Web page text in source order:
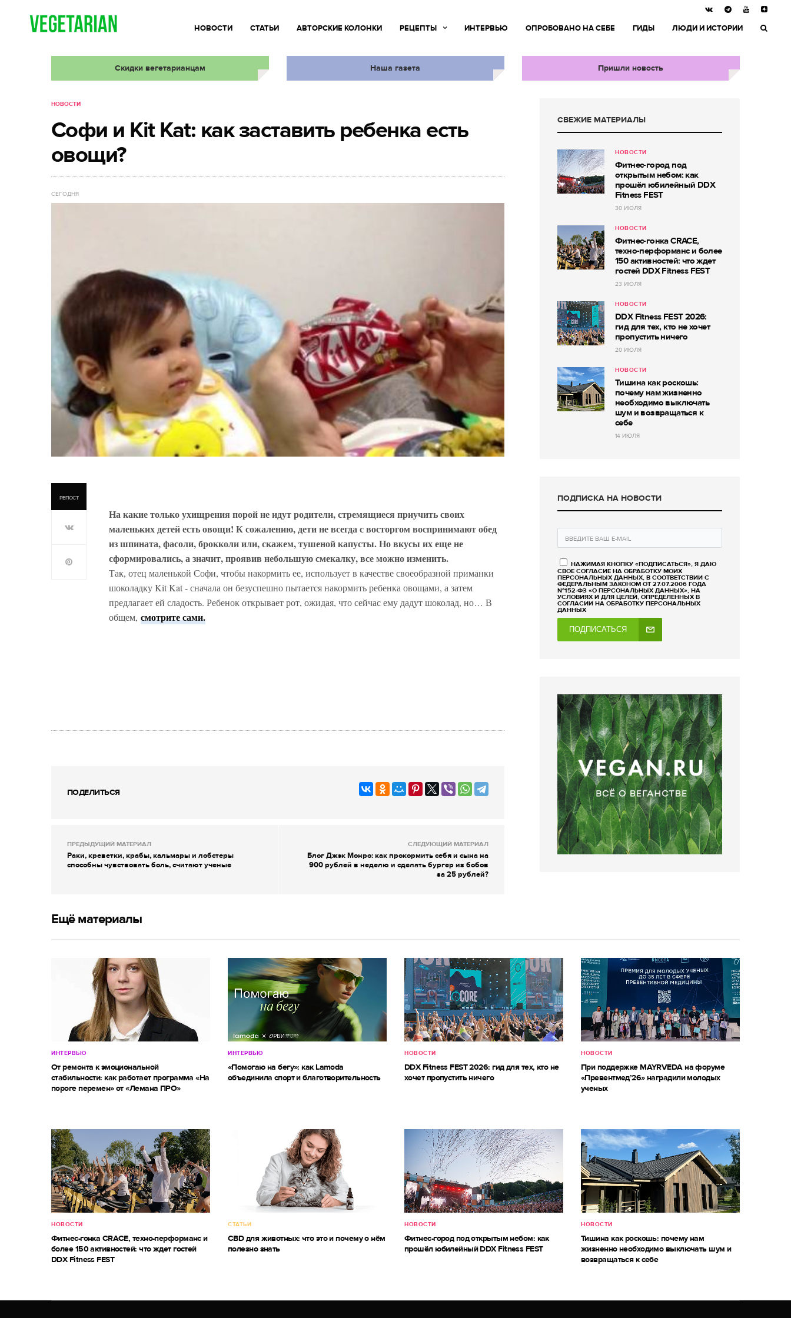
НОВОСТИ СТАТЬИ АВТОРСКИЕ КОЛОНКИ РЕЦЕПТЫ ИНТЕРВЬЮ ОПРОБОВАНО НА СЕБЕ ГИДЫ ЛЮДИ И ИСТОРИИ
Скидки вегетарианцам Наша газета Пришли новость
НОВОСТИ
Софи и Kit Kat: как заставить ребенка есть
овощи?
СЕГОДНЯ
РЕПОСТ
На какие только ухищрения порой не идут родители, стремящиеся приучить своих
маленьких детей есть овощи! К сожалению, дети не всегда с восторгом воспринимают обед
из шпината, фасоли, брокколи или, скажем, тушеной капусты. Но вкусы их еще не
сформировались, а значит, проявив небольшую смекалку, все можно изменить.
Так, отец маленькой Софи, чтобы накормить ее, использует в качестве своеобразной приманки
шоколадку Kit Kat - сначала он безуспешно пытается накормить ребенка овощами, а затем
предлагает ей сладость. Ребенок открывает рот, ожидая, что сейчас ему дадут шоколад, но… В
общем, смотрите сами.
ПОДЕЛИТЬСЯ
ПРЕДЫДУЩИЙ МАТЕРИАЛ
Раки, креветки, крабы, кальмары и лобстеры
способны чувствовать боль, считают ученые
СЛЕДУЮЩИЙ МАТЕРИАЛ
Блог Джэк Монро: как прокормить себя и сына на
900 рублей в неделю и сделать бургер из бобов
за 25 рублей?
СВЕЖИЕ МАТЕРИАЛЫ
НОВОСТИ
Фитнес-город под
открытым небом: как
прошёл юбилейный DDX
Fitness FEST
30 ИЮЛЯ
НОВОСТИ
Фитнес-гонка CRACE,
техно-перформанс и более
150 активностей: что ждет
гостей DDX Fitness FEST
23 ИЮЛЯ
НОВОСТИ
DDX Fitness FEST 2026:
гид для тех, кто не хочет
пропустить ничего
20 ИЮЛЯ
НОВОСТИ
Тишина как роскошь:
почему нам жизненно
необходимо выключать
шум и возвращаться к
себе
14 ИЮЛЯ
ПОДПИСКА НА НОВОСТИ
НАЖИМАЯ КНОПКУ «ПОДПИСАТЬСЯ», Я ДАЮ
СВОЕ СОГЛАСИЕ НА ОБРАБОТКУ МОИХ
ПЕРСОНАЛЬНЫХ ДАННЫХ, В СООТВЕТСТВИИ С
ФЕДЕРАЛЬНЫМ ЗАКОНОМ ОТ 27.07.2006 ГОДА
№152-ФЗ «О ПЕРСОНАЛЬНЫХ ДАННЫХ», НА
УСЛОВИЯХ И ДЛЯ ЦЕЛЕЙ, ОПРЕДЕЛЕННЫХ В
СОГЛАСИИ НА ОБРАБОТКУ ПЕРСОНАЛЬНЫХ
ДАННЫХ
ПОДПИСАТЬСЯ
Ещё материалы
ИНТЕРВЬЮ
От ремонта к эмоциональной
стабильности: как работает программа «На
пороге перемен» от «Лемана ПРО»
ИНТЕРВЬЮ
«Помогаю на бегу»: как Lamoda
объединила спорт и благотворительность
НОВОСТИ
DDX Fitness FEST 2026: гид для тех, кто не
хочет пропустить ничего
НОВОСТИ
При поддержке MAYRVEDA на форуме
«Превентмед’26» наградили молодых
ученых
НОВОСТИ
Фитнес-гонка CRACE, техно-перформанс и
более 150 активностей: что ждет гостей
DDX Fitness FEST
СТАТЬИ
CBD для животных: что это и почему о нём
полезно знать
НОВОСТИ
Фитнес-город под открытым небом: как
прошёл юбилейный DDX Fitness FEST
НОВОСТИ
Тишина как роскошь: почему нам
жизненно необходимо выключать шум и
возвращаться к себе